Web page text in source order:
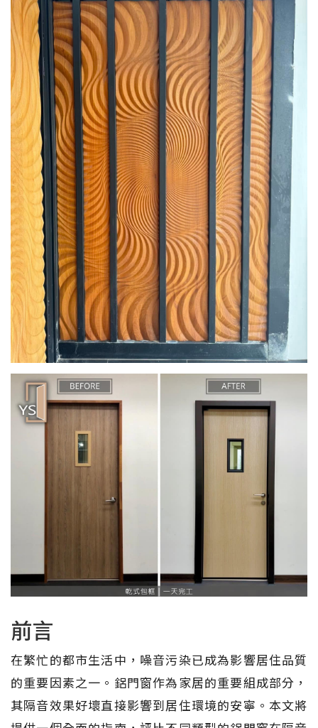
前言
在繁忙的都市生活中，噪音污染已成為影響居住品質
的重要因素之一。鋁門窗作為家居的重要組成部分，
其隔音效果好壞直接影響到居住環境的安寧。本文將